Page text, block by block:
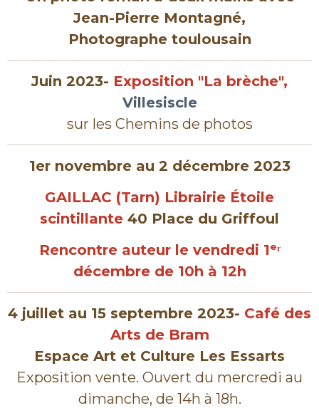
Jean-Pierre Montagné,
Photographe toulousain
Juin 2023- Exposition "La brèche",
Villesiscle
sur les Chemins de photos
1er novembre au 2 décembre 2023
GAILLAC (Tarn) Librairie Étoile
scintillante 40 Place du Griffoul
Rencontre auteur le vendredi 1ᵉʳ
décembre de 10h à 12h
4 juillet au 15 septembre 2023- Café des
Arts de Bram
Espace Art et Culture Les Essarts
Exposition vente. Ouvert du mercredi au
dimanche, de 14h à 18h.